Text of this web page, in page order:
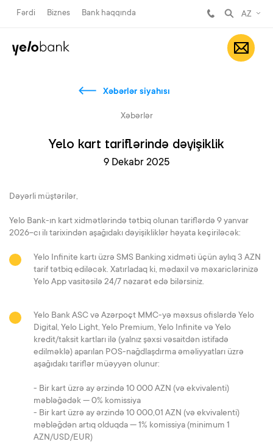
Fərdi Biznes Bank haqqında AZ
Xəbərlər siyahısı
Xəbərlər
Yelo kart tariflərində dəyişiklik
9 Dekabr 2025
Dəyərli müştərilər,
Yelo Bank-ın kart xidmətlərində tətbiq olunan tariflərdə 9 yanvar
2026-cı ilı tarixindən aşağıdakı dəyişikliklər həyata keçiriləcək:
Yelo Infinite kartı üzrə SMS Banking xidməti üçün aylıq 3 AZN
tarif tətbiq ediləcək. Xatırladaq ki, mədaxil və məxariclərinizə
Yelo App vasitəsilə 24/7 nəzarət edə bilərsiniz.
Yelo Bank ASC və Azərpoçt MMC-yə məxsus ofislərdə Yelo
Digital, Yelo Light, Yelo Premium, Yelo Infinite və Yelo
kredit/taksit kartları ilə (yalnız şəxsi vəsaitdən istifadə
edilməklə) aparılan POS-nağdlaşdırma əməliyyatları üzrə
aşağıdakı tariflər müəyyən olunur:
- Bir kart üzrə ay ərzində 10 000 AZN (və ekvivalenti)
məbləğədək — 0% komissiya
- Bir kart üzrə ay ərzində 10 000,01 AZN (və ekvivalenti)
məbləğdən artıq olduqda — 1% komissiya (minimum 1
AZN/USD/EUR)